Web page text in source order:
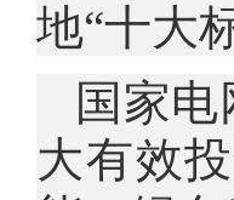
地“十大
国家
大有效